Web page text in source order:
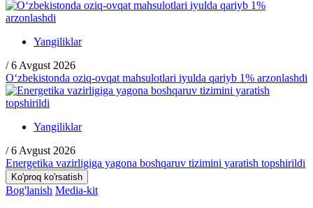
Yangiliklar
/ 6 Avgust 2026
O‘zbekistonda oziq-ovqat mahsulotlari iyulda qariyb 1% arzonlashdi
Yangiliklar
/ 6 Avgust 2026
Energetika vazirligiga yagona boshqaruv tizimini yaratish topshirildi
Ko'proq ko'rsatish
Bog'lanish Media-kit